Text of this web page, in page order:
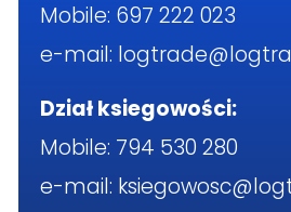
Mobile: 697 222 023
e-mail:
Dział ksiegowości:
Mobile: 794 530 280
e-mail: